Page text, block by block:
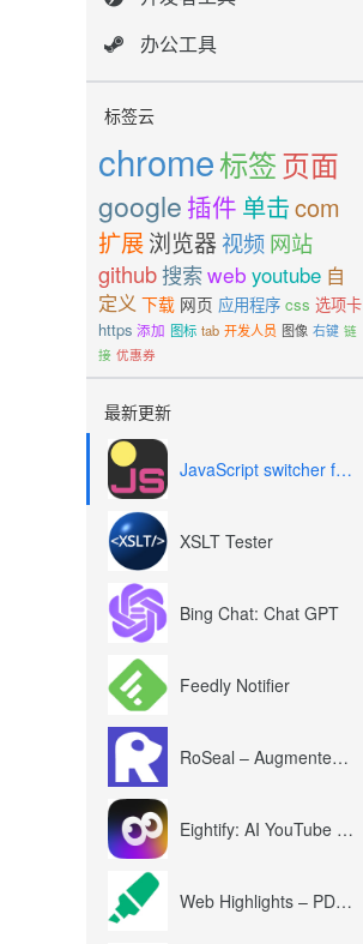
办公工具
标签云
chrome标签页面
google 插件 单击com
扩展浏览器 视频网站
github搜索web youtube 自
定义 下载 网页 应用程序 css 选项卡
https 添加 图标 tab 开发人员 图像 右键 链
接 优惠券
最新更新
JavaScript switcher for SEO and development
XSLT Tester
Bing Chat: Chat GPT
Feedly Notifier
RoSeal – Augmented Roblox Experience
Eightify: AI YouTube Summary with ChatGPT
Web Highlights – PDF & Web Highlighter